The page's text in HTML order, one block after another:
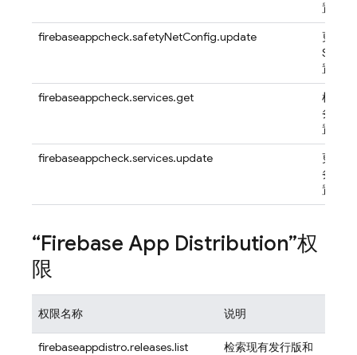
置
firebaseappcheck.safetyNetConfig.update
更新
置
firebaseappcheck.services.get
检索
务强
置
firebaseappcheck.services.update
更新
务强
置
“Firebase App Distribution”权
限
权限名称 说明
firebaseappdistro.releases.list
检索现有发行版和